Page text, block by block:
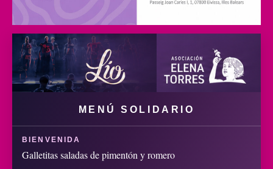
MENÚ SOLIDARIO
BIENVENIDA
Galletitas saladas de pimentón y romero